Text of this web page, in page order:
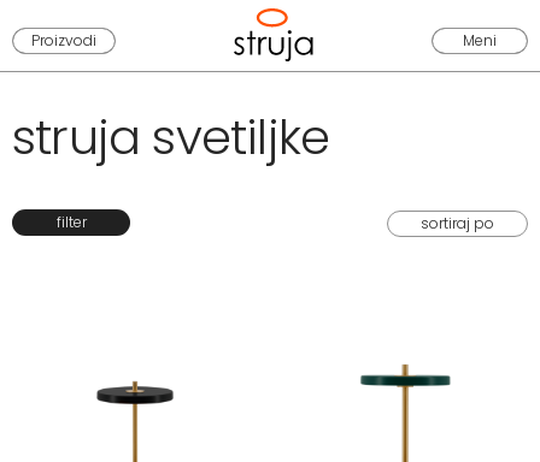
Proizvodi Meni
struja svetiljke
filter